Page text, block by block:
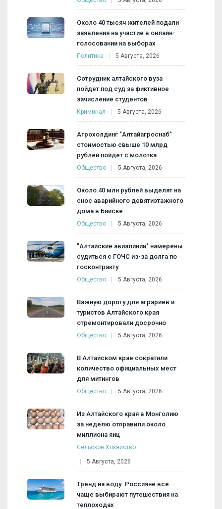
Около 40 тысяч жителей подали
заявления на участие в онлайн-
голосовании на выборах
Политика 5 Августа, 2026
Сотрудник алтайского вуза
пойдет под суд за фиктивное
зачисление студентов
Криминал 5 Августа, 2026
Агрохолдинг "Алтайагроснаб"
стоимостью свыше 10 млрд
рублей пойдет с молотка
Общество 5 Августа, 2026
Около 40 млн рублей выделят на
снос аварийного девятиэтажного
дома в Бийске
Общество 5 Августа, 2026
"Алтайские авиалинии" намерены
судиться с ГОЧС из-за долга по
госконтракту
Общество 5 Августа, 2026
Важную дорогу для аграриев и
туристов Алтайского края
отремонтировали досрочно
Общество 5 Августа, 2026
В Алтайском крае сократили
количество официальных мест
для митингов
Общество 5 Августа, 2026
Из Алтайского края в Монголию
за неделю отправили около
миллиона яиц
Сельское Хозяйство
5 Августа, 2026
Тренд на воду. Россияне все
чаще выбирают путешествия на
теплоходах